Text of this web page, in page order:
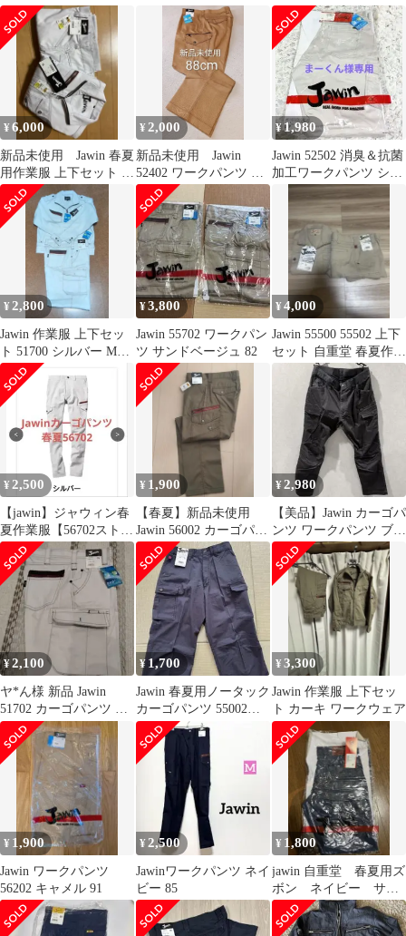
ック 79cm
¥6,000
新品未使用 Jawin 春夏
用作業服 上下セット M
サイズ シルバー
¥ 2,000
新品未使用 Jawin
52402 ワークパンツ キ
ャメル 88cm
¥1,980
Jawin 52502 消臭＆抗菌
加工ワークパンツ シル
バー サイズ85 1枚
¥ 2,800
Jawin 作業服 上下セッ
ト 51700 シルバー Mサ
イズ
¥3,800
Jawin 55702 ワークパン
ツ サンドベージュ 82
¥4,000
Jawin 55500 55502 上下
セット 自重堂 春夏作業
¥ 2,500
【jawin】ジャウィン春
夏作業服【56702ストレ
ッチノータックカーゴ
パンツ】
¥ 1,900
【春夏】新品未使用
Jawin 56002 カーゴパン
ツ アーミーグリーン
¥2,980
【美品】Jawin カーゴパ
ンツ ワークパンツ ブラ
ック
¥2,100
ヤ*ん様 新品 Jawin
51702 カーゴパンツ シ
ルバー 79
¥ 1,700
Jawin 春夏用ノータック
カーゴパンツ 55002
79cm チャコールグレー
¥3,300
Jawin 作業服 上下セッ
ト カーキ ワークウェア
¥ 1,900
Jawin ワークパンツ
56202 キャメル 91
¥2,500
Jawinワークパンツ ネイ
ビー 85
¥ 1,800
jawin 自重堂 春夏用ズ
ボン ネイビー サイ
ズ82 モデル56602